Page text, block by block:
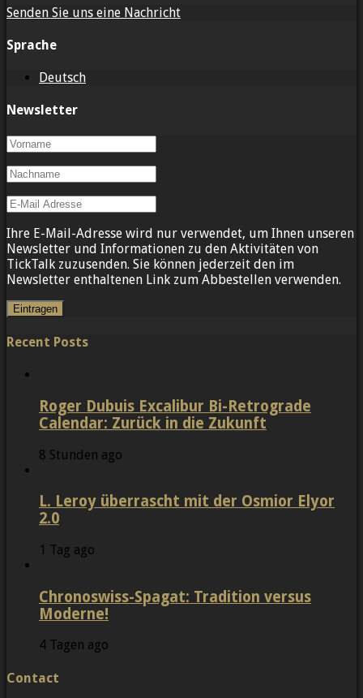
Senden Sie uns eine Nachricht
Sprache
Deutsch
Newsletter
Ihre E-Mail-Adresse wird nur verwendet, um Ihnen unseren
Newsletter und Informationen zu den Aktivitäten von
TickTalk zuzusenden. Sie können jederzeit den im
Newsletter enthaltenen Link zum Abbestellen verwenden.
Recent Posts
Roger Dubuis Excalibur Bi-Retrograde
Calendar: Zurück in die Zukunft
8 Stunden ago
L. Leroy überrascht mit der Osmior Elyor
2.0
1 Tag ago
Chronoswiss-Spagat: Tradition versus
Moderne!
4 Tagen ago
Contact